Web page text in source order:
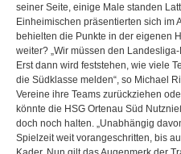
seiner Seite, einige Male standen
Einheimischen präsentierten sich im
behielten die Punkte in der eigenen
weiter? „Wir müssen den
Erst dann wird feststehen, wie viele
die Südklasse melden“, so Michael
Vereine ihre Teams zurückziehen
könnte die HSG Ortenau Süd
doch noch halten. „Unabhängig
Spielzeit weit vorangeschritten, bis